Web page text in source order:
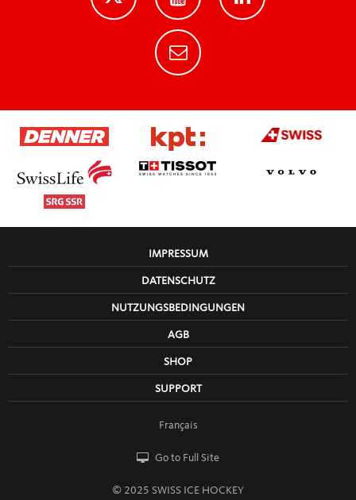
IMPRESSUM
DATENSCHUTZ
NUTZUNGSBEDINGUNGEN
AGB
SHOP
SUPPORT
Français
Go to Full Site
© 2025 SWISS ICE HOCKEY